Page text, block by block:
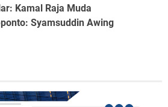
: Kamal Raja Muda
: Syamsuddin Awing